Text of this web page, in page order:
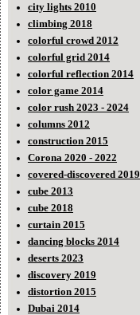
city lights 2010
climbing 2018
colorful crowd 2012
colorful grid 2014
colorful reflection 2014
color game 2014
color rush 2023 - 2024
columns 2012
construction 2015
Corona 2020 - 2022
covered-discovered 2019
cube 2013
cube 2018
curtain 2015
dancing blocks 2014
deserts 2023
discovery 2019
distortion 2015
Dubai 2014